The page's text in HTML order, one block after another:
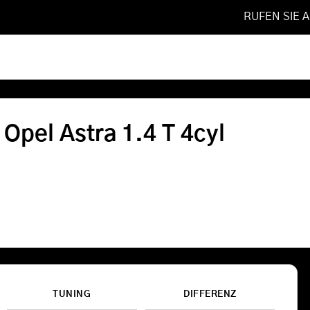
RUFEN
Softwareoptimierung
Shop
Astra 1.4 T 4cyl
TUNING DIFFERENZ